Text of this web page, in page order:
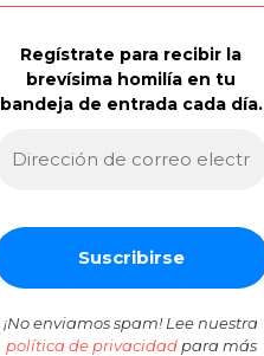
Regístrate para recibir la
brevísima homilía en tu
bandeja de entrada cada día.
¡No enviamos spam! Lee nuestra
política de privacidadpara más